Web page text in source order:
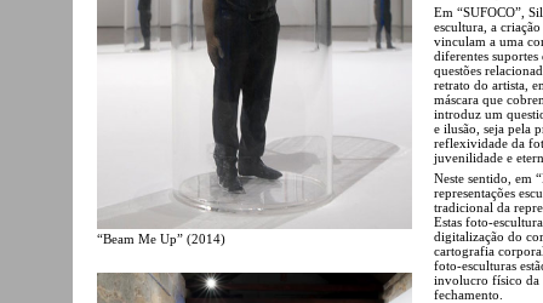
“Beam Me Up” (2014)
Em “SUFOCO”,
escultura, a
vinculam a uma
diferentes suportes
questões
retrato do artista,
máscara que
introduz um
e ilusão, seja pela
reflexividade da
juvenilidade e
Neste sentido, em
representações
tradicional da
Estas foto-
digitalização do
cartografia
foto-esculturas
involucro físico da
fechamento.